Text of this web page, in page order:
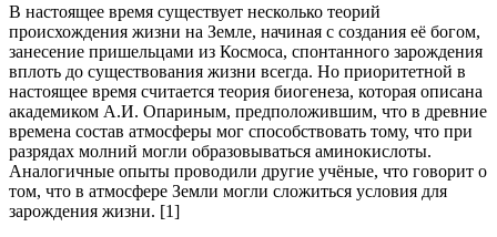
В настоящее время существует несколько теорий
происхождения жизни на Земле, начиная с создания её богом,
занесение пришельцами из Космоса, спонтанного зарождения
вплоть до существования жизни всегда. Но приоритетной в
настоящее время считается теория биогенеза, которая описана
академиком А.И. Опариным, предположившим, что в древние
времена состав атмосферы мог способствовать тому, что при
разрядах молний могли образовываться аминокислоты.
Аналогичные опыты проводили другие учёные, что говорит о
том, что в атмосфере Земли могли сложиться условия для
зарождения жизни. [1]